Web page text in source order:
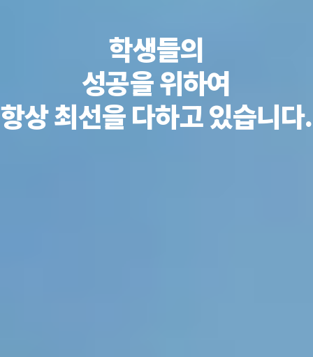
학생들의
성공을 위하여
항상 최선을 다하고 있습니다.